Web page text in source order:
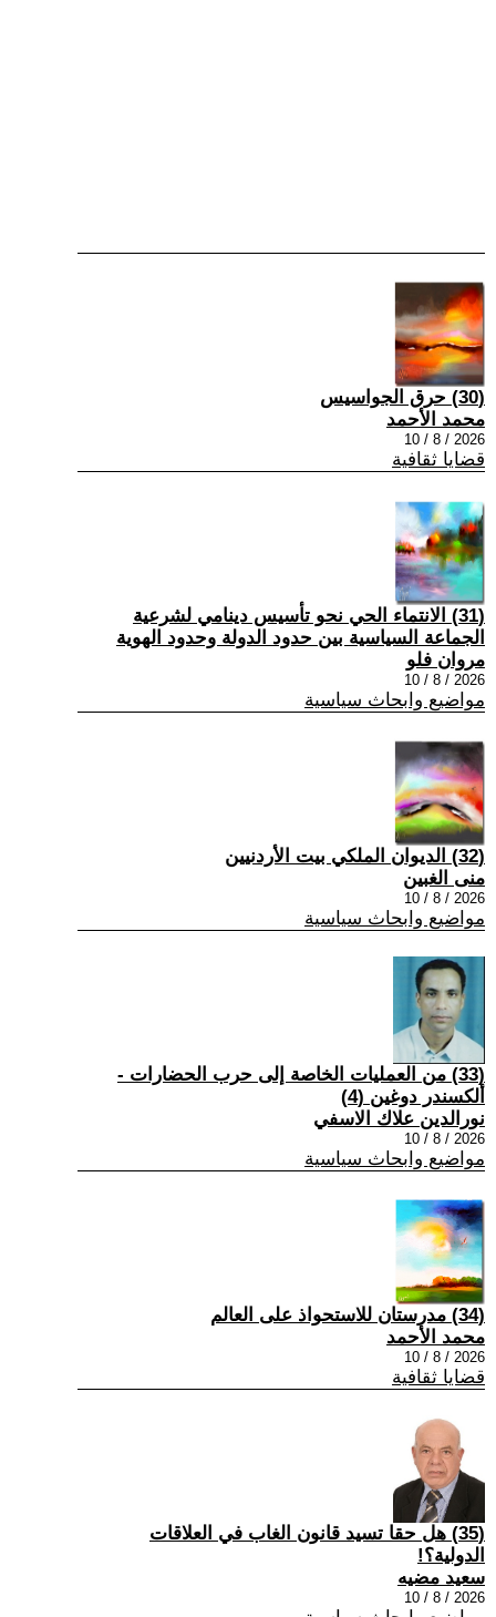
(30) حرق الجواسيس
محمد الأحمد
2026 / 8 / 10
قضايا ثقافية
(31) الانتماء الحي نحو تأسيس دينامي لشرعية
الجماعة السياسية بين حدود الدولة وحدود الهوية
مروان فلو
2026 / 8 / 10
مواضيع وابحاث سياسية
(32) الديوان الملكي بيت الأردنيين
منى الغبين
2026 / 8 / 10
مواضيع وابحاث سياسية
(33) من العمليات الخاصة إلى حرب الحضارات -
ألكسندر دوغين (4)
نورالدين علاك الاسفي
2026 / 8 / 10
مواضيع وابحاث سياسية
(34) مدرستان للاستحواذ على العالم
محمد الأحمد
2026 / 8 / 10
قضايا ثقافية
(35) هل حقا تسيد قانون الغاب في العلاقات
الدولية؟!
سعيد مضيه
2026 / 8 / 10